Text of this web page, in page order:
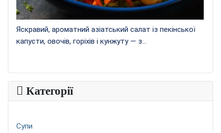
Яскравий, ароматний азіатський салат із пекінської
капусти, овочів, горіхів і кунжуту — з...
Категорії
Супи